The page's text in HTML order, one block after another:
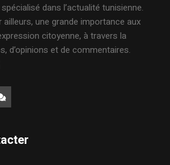
dans l’actualité tunisienne.
une grande importance aux
citoyenne, à travers la
d’opinions et de commentaires.